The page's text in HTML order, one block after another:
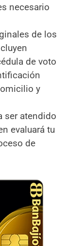
necesario
de los
de voto
y
ser atendido
evaluará tu
de